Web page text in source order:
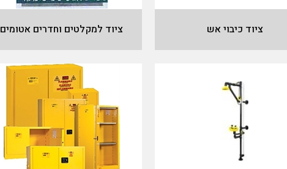
ציוד כיבוי אש ציוד למקלטים וחדרים אטומים